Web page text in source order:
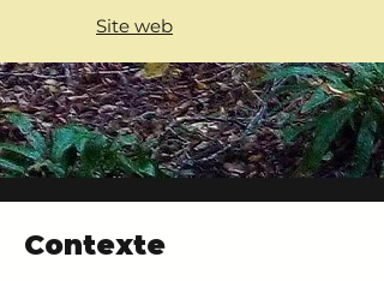
Site web
Contexte